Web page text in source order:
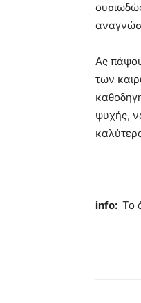
Ας
των
ψυχής,
info: Το